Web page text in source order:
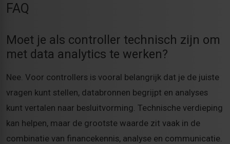
FAQ
Moet je als controller technisch zijn om
met data analytics te werken?
Nee. Voor controllers is vooral belangrijk dat je de juiste
vragen kunt stellen, databronnen begrijpt en analyses
kunt vertalen naar besluitvorming. Technische verdieping
kan helpen, maar de grootste waarde zit vaak in de
combinatie van financekennis, analyse en communicatie.